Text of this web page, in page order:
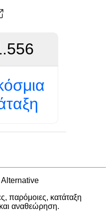
παρόμοιες, κατάταξη
αναθεώρηση.